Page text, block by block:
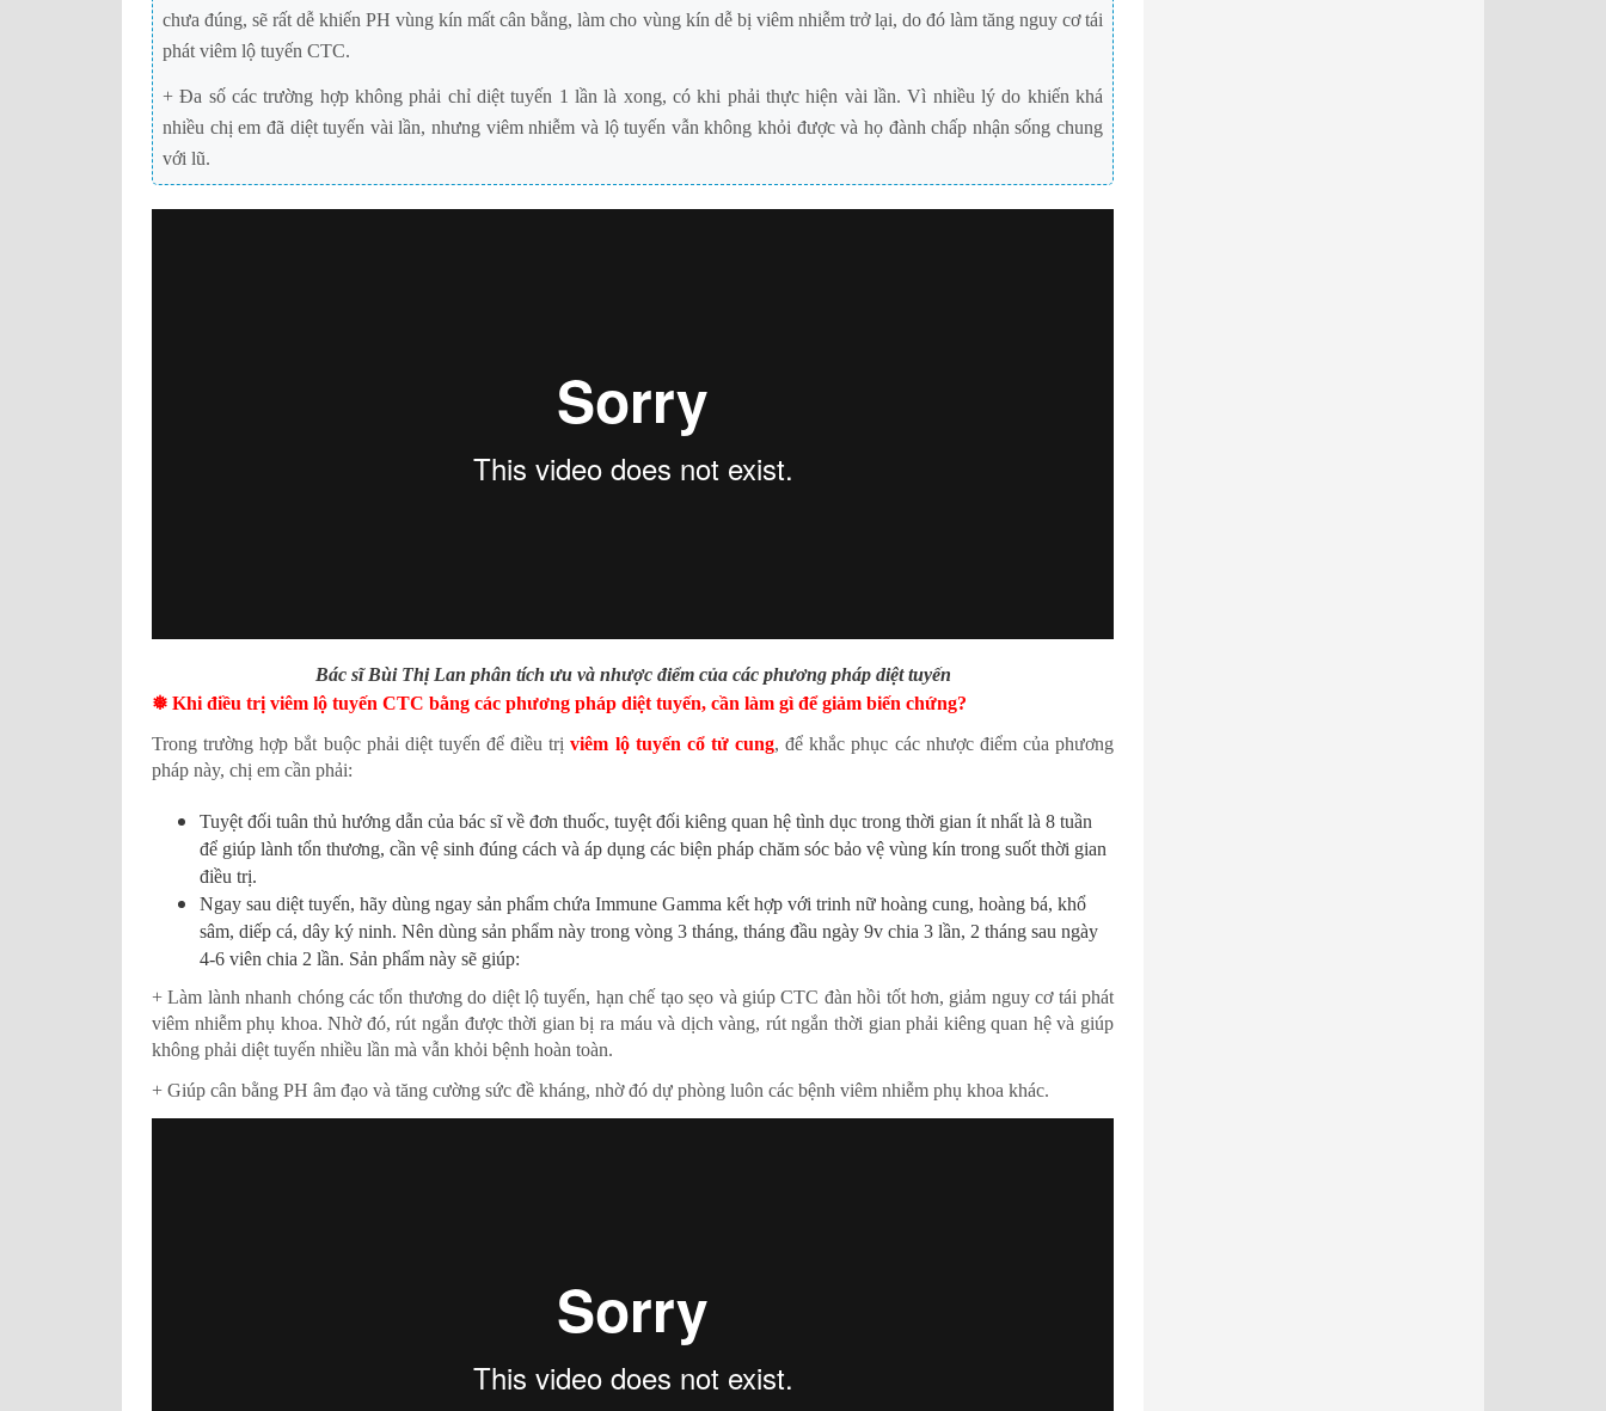
chưa đúng, sẽ rất dễ khiến PH vùng kín mất cân bằng, làm cho vùng kín dễ bị viêm nhiễm trở lại, do đó làm tăng nguy cơ tái
phát viêm lộ tuyến CTC.
+ Đa số các trường hợp không phải chỉ diệt tuyến 1 lần là xong, có khi phải thực hiện vài lần. Vì nhiều lý do khiến khá
nhiều chị em đã diệt tuyến vài lần, nhưng viêm nhiễm và lộ tuyến vẫn không khỏi được và họ đành chấp nhận sống chung
với lũ.
Bác sĩ Bùi Thị Lan phân tích ưu và nhược điểm của các phương pháp diệt tuyến
❅ Khi điều trị viêm lộ tuyến CTC bằng các phương pháp diệt tuyến, cần làm gì để giảm biến chứng?
Trong trường hợp bắt buộc phải diệt tuyến để điều trịviêm lộ tuyến cổ tử cung, để khắc phục các nhược điểm của phương
pháp này, chị em cần phải:
Tuyệt đối tuân thủ hướng dẫn của bác sĩ về đơn thuốc, tuyệt đối kiêng quan hệ tình dục trong thời gian ít nhất là 8 tuần
để giúp lành tổn thương, cần vệ sinh đúng cách và áp dụng các biện pháp chăm sóc bảo vệ vùng kín trong suốt thời gian
điều trị.
Ngay sau diệt tuyến, hãy dùng ngay sản phẩm chứa Immune Gamma kết hợp với trinh nữ hoàng cung, hoàng bá, khổ
sâm, diếp cá, dây ký ninh. Nên dùng sản phẩm này trong vòng 3 tháng, tháng đầu ngày 9v chia 3 lần, 2 tháng sau ngày
4-6 viên chia 2 lần. Sản phẩm này sẽ giúp:
+ Làm lành nhanh chóng các tổn thương do diệt lộ tuyến, hạn chế tạo sẹo và giúp CTC đàn hồi tốt hơn, giảm nguy cơ tái phát
viêm nhiễm phụ khoa. Nhờ đó, rút ngắn được thời gian bị ra máu và dịch vàng, rút ngắn thời gian phải kiêng quan hệ và giúp
không phải diệt tuyến nhiều lần mà vẫn khỏi bệnh hoàn toàn.
+ Giúp cân bằng PH âm đạo và tăng cường sức đề kháng, nhờ đó dự phòng luôn các bệnh viêm nhiễm phụ khoa khác.